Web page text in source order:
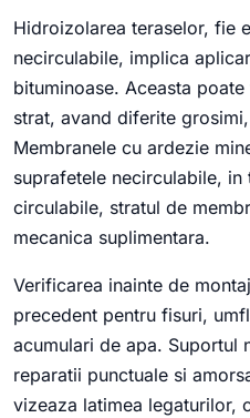
Hidroizolarea teraselor, fie
necirculabile, implica
bituminoase. Aceasta
strat, avand diferite
Membranele cu ardezie
suprafetele necirculabile,
circulabile, stratul de
mecanica suplimentara.
Verificarea inainte de
precedent pentru fisuri,
acumulari de apa. Suportul
reparatii punctuale si
vizeaza latimea legaturilor,